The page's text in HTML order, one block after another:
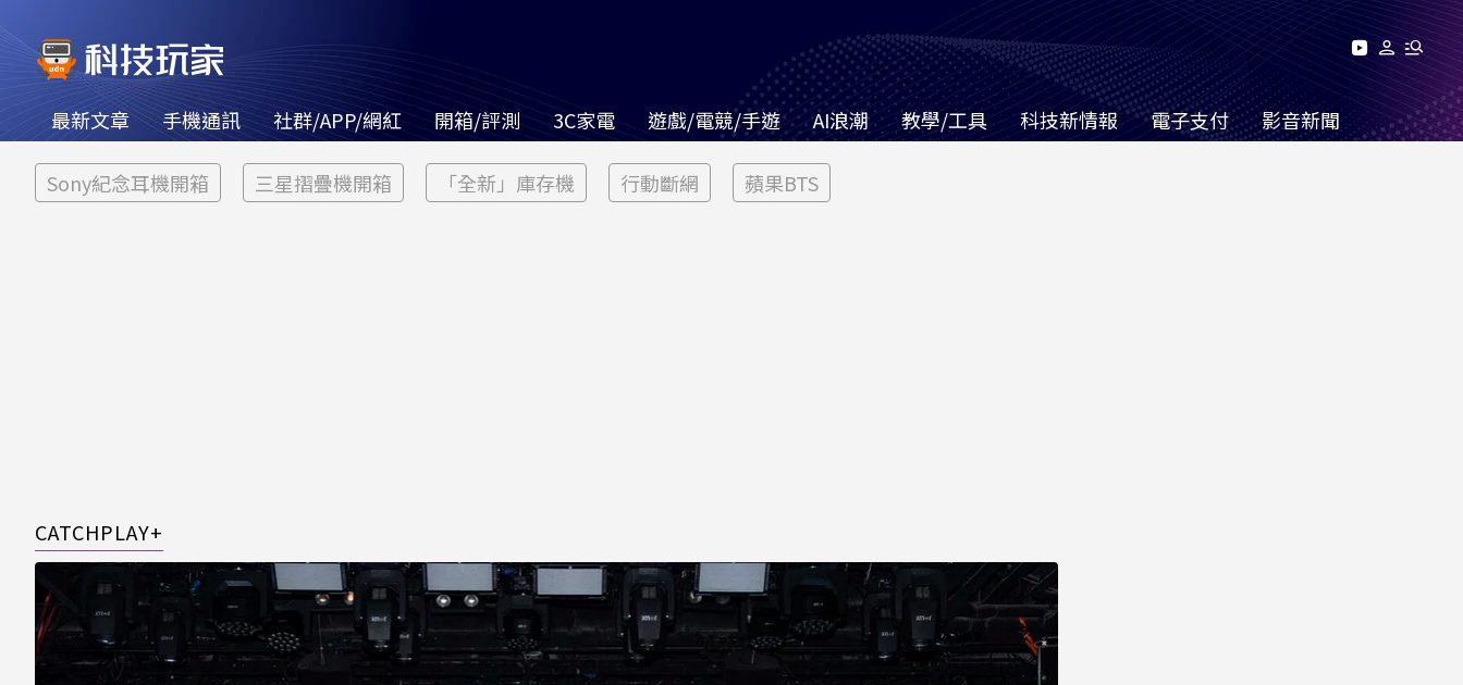
最新文章 手機通訊 社群/APP/網紅 開箱/評測 3C家電 遊戲/電競/手遊 AI浪潮 教學/工具 科技新情報 電子支付 影音新聞
Sony紀念耳機開箱 三星摺疊機開箱 「全新」庫存機 行動斷網 蘋果BTS
CATCHPLAY+